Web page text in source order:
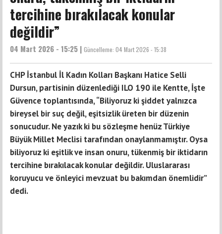
tercihine bırakılacak konular
değildir”
04 Mart 2026 - 15:25 | Güncelleme: 04 Mart 2026 - 15:38
CHP İstanbul İl Kadın Kolları Başkanı Hatice Selli
Dursun, partisinin düzenlediği ILO 190 ile Kentte, İşte
Güvence toplantısında, “Biliyoruz ki şiddet yalnızca
bireysel bir suç değil, eşitsizlik üreten bir düzenin
sonucudur. Ne yazık ki bu sözleşme henüz Türkiye
Büyük Millet Meclisi tarafından onaylanmamıştır. Oysa
biliyoruz ki eşitlik ve insan onuru, tükenmiş bir iktidarın
tercihine bırakılacak konular değildir. Uluslararası
koruyucu ve önleyici mevzuat bu bakımdan önemlidir”
dedi.